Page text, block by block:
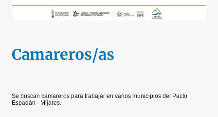
Camareros/as
Se buscan camareros para trabajar en varios municipios del Pacto
Espadán - Mijares.